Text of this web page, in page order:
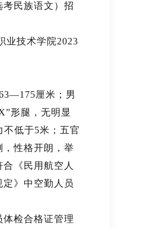
民族语文）招
业技术学院2023
厘米；男
形腿，无明显
低于5米；五官
性格开朗，举
《民用航空人
》中空勤人员
检合格证管理